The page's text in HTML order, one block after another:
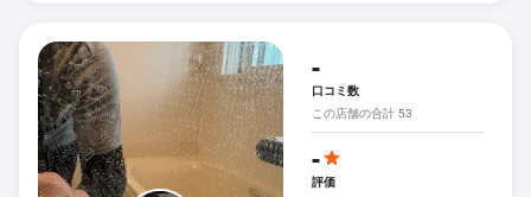
-
口コミ数
この店舗の合計 53
-
評価